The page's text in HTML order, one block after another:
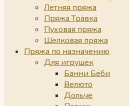
Летняя пряжа
Пряжа Травка
Пуховая пряжа
Шелковая пряжа
Пряжа по назначению
Для игрушек
Банни Беби
Велюто
Дольче